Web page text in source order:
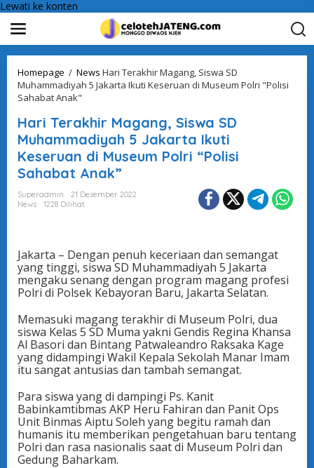
Lewati ke konten
Homepage / News Hari Terakhir Magang, Siswa SD
Muhammadiyah 5 Jakarta Ikuti Keseruan di Museum Polri "Polisi
Sahabat Anak"
Hari Terakhir Magang, Siswa SD
Muhammadiyah 5 Jakarta Ikuti
Keseruan di Museum Polri “Polisi
Sahabat Anak”
Superadmin
21 Desember 2022
News
1228 Dilihat
Jakarta – Dengan penuh keceriaan dan semangat
yang tinggi, siswa SD Muhammadiyah 5 Jakarta
mengaku senang dengan program magang profesi
Polri di Polsek Kebayoran Baru, Jakarta Selatan.
Memasuki magang terakhir di Museum Polri, dua
siswa Kelas 5 SD Muma yakni Gendis Regina Khansa
Al Basori dan Bintang Patwaleandro Raksaka Kage
yang didampingi Wakil Kepala Sekolah Manar Imam
itu sangat antusias dan tambah semangat.
Para siswa yang di dampingi Ps. Kanit
Babinkamtibmas AKP Heru Fahiran dan Panit Ops
Unit Binmas Aiptu Soleh yang begitu ramah dan
humanis itu memberikan pengetahuan baru tentang
Polri dan rasa nasionalis saat di Museum Polri dan
Gedung Baharkam.